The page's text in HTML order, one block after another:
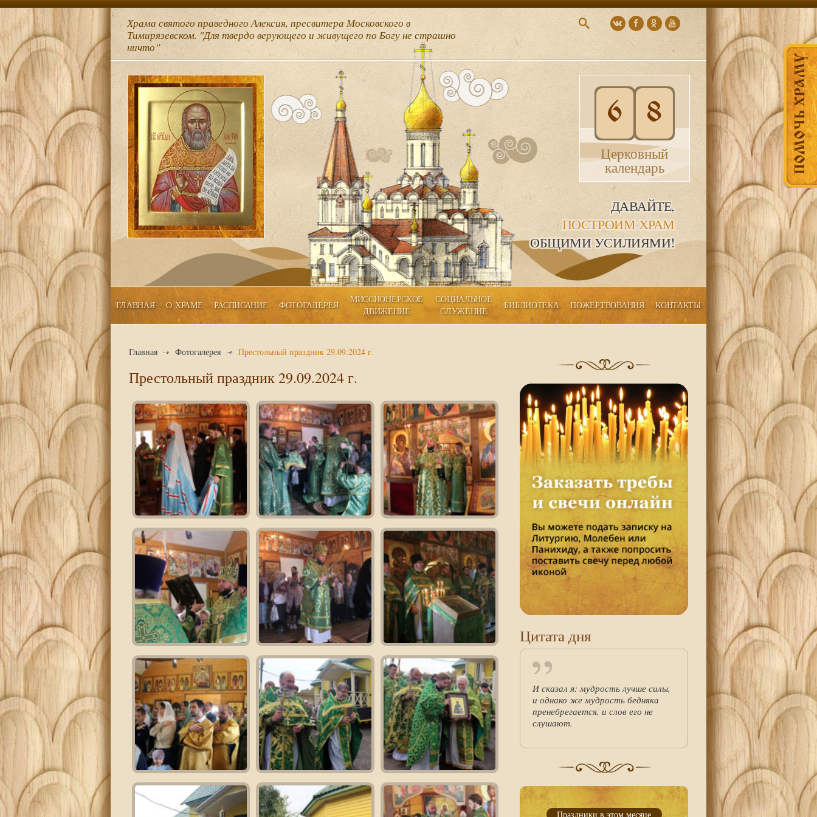
ПОМОЧЬ ХРАМУ
Храма святого праведного Алексия, пресвитера Московского в
Тимирязевском. "Для твердо верующего и живущего по Богу не страшно
ничто”
6 8
Церковный
календарь
ДАВАЙТЕ,
ПОСТРОИМ ХРАМ
ОБЩИМИ УСИЛИЯМИ!
ГЛАВНАЯ О ХРАМЕ РАСПИСАНИЕ ФОТОГАЛЕРЕЯ
МИССИОНЕРСКОЕ
ДВИЖЕНИЕ
СОЦИАЛЬНОЕ
СЛУЖЕНИЕ
БИБЛИОТЕКА ПОЖЕРТВОВАНИЯ КОНТАКТЫ
Главная Фотогалерея Престольный праздник 29.09.2024 г.
Престольный праздник 29.09.2024 г.
Цитата дня
И сказал я: мудрость лучше силы,
и однако же мудрость бедняка
пренебрегается, и слов его не
слушают.
Праздники в этом месяце